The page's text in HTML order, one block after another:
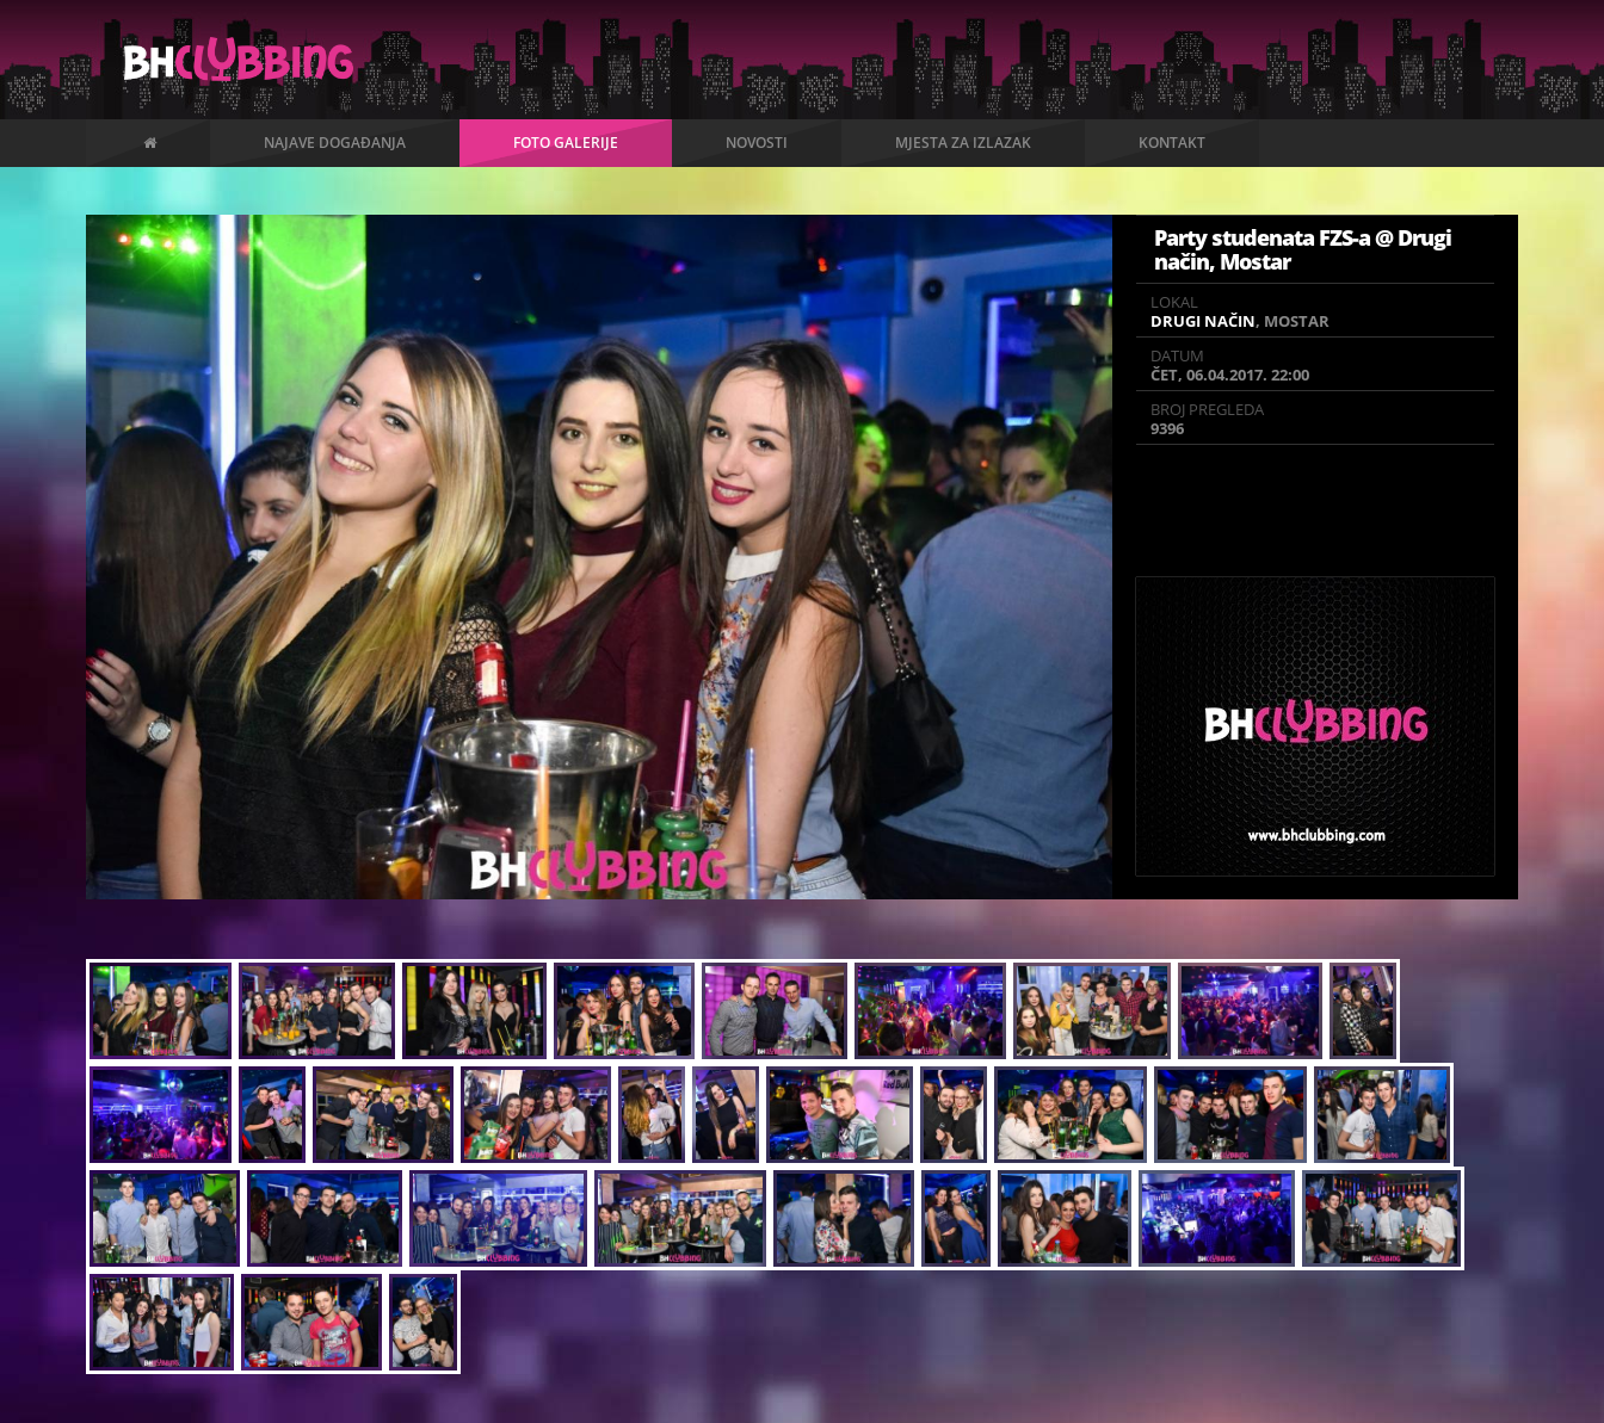
NAJAVE DOGAĐANJA FOTO GALERIJE NOVOSTI MJESTA ZA IZLAZAK KONTAKT
Party studenata FZS-a @ Drugi
način, Mostar
LOKAL
DRUGI NAČIN, MOSTAR
DATUM
ČET, 06.04.2017. 22:00
BROJ PREGLEDA
9396
se dežurni DJ NIKICH te ljubazno osoblje
Posebno za ovu prigodu su nam pripremili i
snižene cijene odabranih pića:
Vodka 1,50 KM
Tequila 2 KM
Karlovačko 2 KM
RedBull 4 KM
Jagermeister 50 KM
Johnnie Walker 60 KM
Rezervacije: 063 015 015
LOKAL
DRUGI NAČIN, MOSTAR
DATUM
ČET, 06.04.2017. 22:00
BROJ PREGLEDA
9396